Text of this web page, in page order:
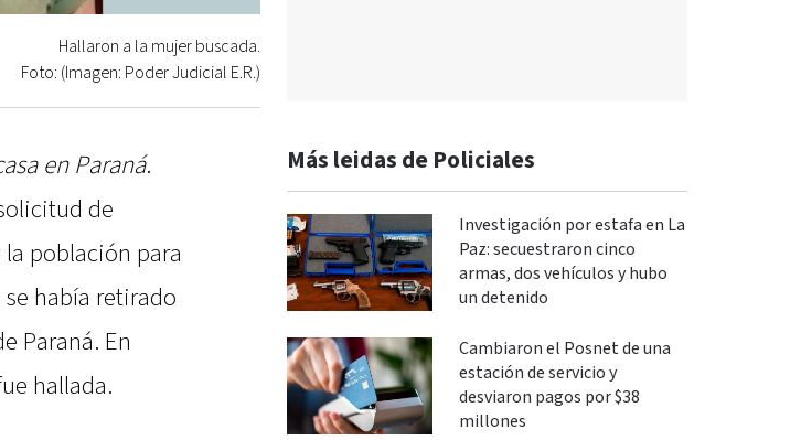
Hallaron a la mujer buscada.
Foto: (Imagen: Poder Judicial E.R.)
en Paraná.
de
población para
había retirado
Paraná. En
hallada.
Más leidas de Policiales
Investigación por estafa en La
Paz: secuestraron cinco
armas, dos vehículos y hubo
un detenido
Cambiaron el Posnet de una
estación de servicio y
desviaron pagos por $38
millones